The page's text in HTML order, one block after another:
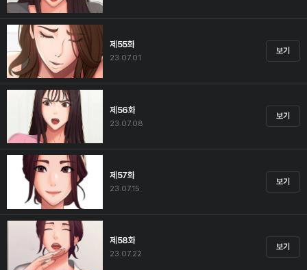
제55화
23.07.01
보기
제56화
23.07.08
보기
제57화
23.07.15
보기
제58화
23.07.22
보기